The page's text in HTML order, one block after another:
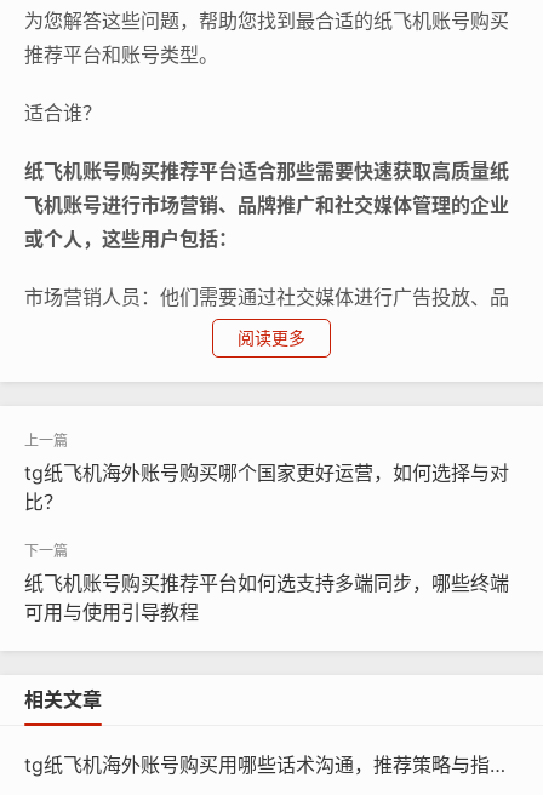
为您解答这些问题，帮助您找到最合适的纸飞机账号购买
推荐平台和账号类型。
适合谁？
纸飞机账号购买推荐平台适合那些需要快速获取高质量纸
飞机账号进行市场营销、品牌推广和社交媒体管理的企业
或个人，这些用户包括：
市场营销人员：他们需要通过社交媒体进行广告投放、品
牌推广和客户关系管理，而高质量的纸飞机账号可以帮助
他们提高广告效果和客户满意度。
纸飞机账号购买, 在线购买tg账号, 电报聊天账号购买,wdd
阅读更多
tg纸飞机海外账号购买哪个国家更好运营，如何选择与对
比？
纸飞机账号购买推荐平台如何选支持多端同步，哪些终端
可用与使用引导教程
相关文章
tg纸飞机海外账号购买用哪些话术沟通，推荐策略与指南？